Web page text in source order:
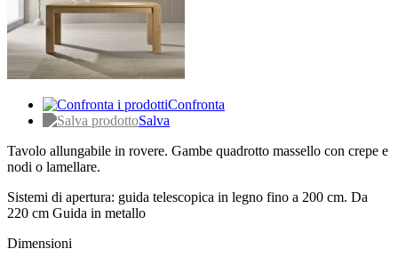
Confronta
Salva
Tavolo allungabile in rovere. Gambe quadrotto massello con crepe e
nodi o lamellare.
Sistemi di apertura: guida telescopica in legno fino a 200 cm. Da
220 cm Guida in metallo
Dimensioni